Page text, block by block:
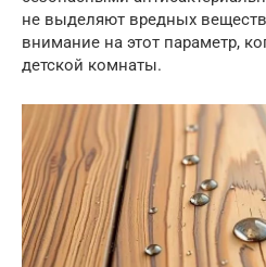
не выделяют вредных
внимание на этот параметр,
детской комнаты.